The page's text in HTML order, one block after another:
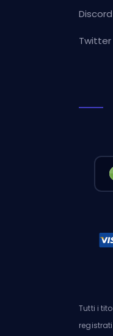
Discord
Twitter
Tutti i